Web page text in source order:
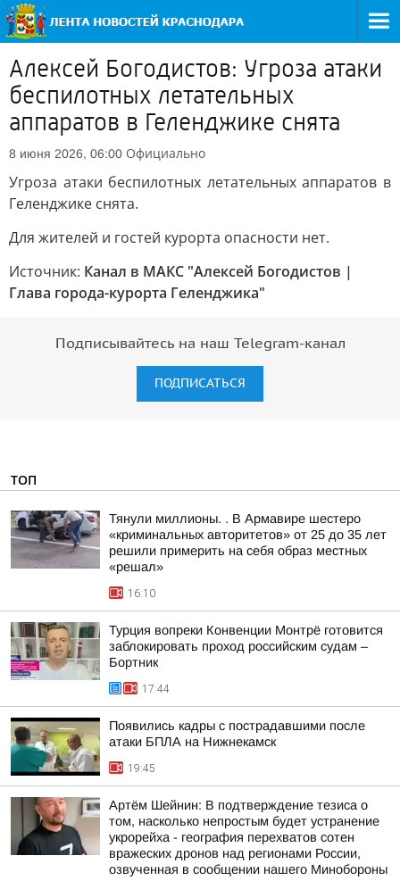
Алексей Богодистов: Угроза атаки
беспилотных летательных
аппаратов в Геленджике снята
8 июня 2026, 06:00 Официально
Угроза атаки беспилотных летательных аппаратов в
Геленджике снята.
Для жителей и гостей курорта опасности нет.
Источник: Канал в МАКС "Алексей Богодистов |
Глава города-курорта Геленджика"
Подписывайтесь на наш Telegram-канал
ПОДПИСАТЬСЯ
ТОП
Тянули миллионы. . В Армавире шестеро
«криминальных авторитетов» от 25 до 35 лет
решили примерить на себя образ местных
«решал»
16:10
Турция вопреки Конвенции Монтрё готовится
заблокировать проход российским судам –
Бортник
17:44
Появились кадры с пострадавшими после
атаки БПЛА на Нижнекамск
19:45
Артём Шейнин: В подтверждение тезиса о
том, насколько непростым будет устранение
укрорейха - география перехватов сотен
вражеских дронов над регионами России,
озвученная в сообщении нашего Минобороны